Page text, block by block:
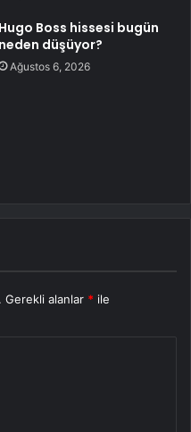
Hugo Boss hissesi bugün
neden düşüyor?
Ağustos 6, 2026
Gerekli alanlar * ile